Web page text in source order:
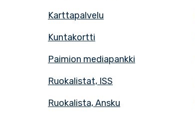
Karttapalvelu
Kuntakortti
Paimion mediapankki
Ruokalistat, ISS
Ruokalista, Ansku